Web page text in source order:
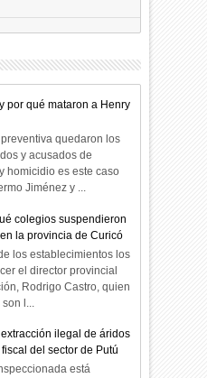
por qué mataron a Henry
quedaron los
y acusados de
homicidio es este caso
Jiménez y ...
colegios suspendieron
la provincia de Curicó
los establecimientos los
el director provincial
Rodrigo Castro, quien
l...
ilegal de áridos
del sector de Putú
está